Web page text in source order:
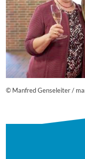
© Manfred Genseleiter /